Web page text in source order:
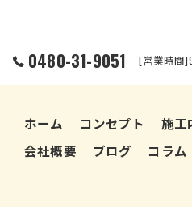
0480-31-9051 [営業時間
ホーム コンセプト 施工
会社概要
ブログ コラム